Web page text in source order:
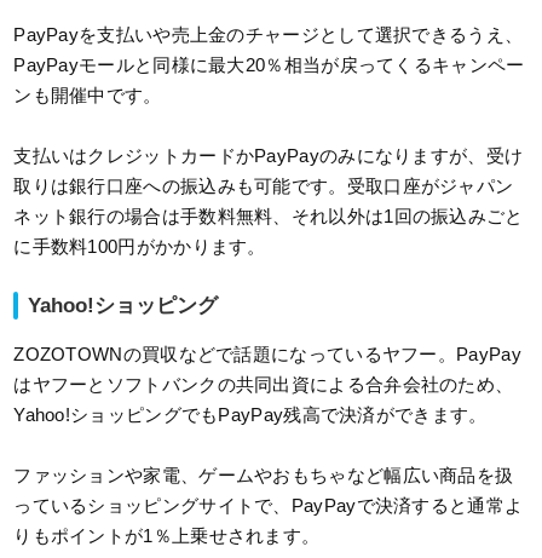
PayPayを支払いや売上金のチャージとして選択できるうえ、
PayPayモールと同様に最大20％相当が戻ってくるキャンペー
ンも開催中です。
支払いはクレジットカードかPayPayのみになりますが、受け
取りは銀行口座への振込みも可能です。受取口座がジャパン
ネット銀行の場合は手数料無料、それ以外は1回の振込みごと
に手数料100円がかかります。
Yahoo!ショッピング
ZOZOTOWNの買収などで話題になっているヤフー。PayPay
はヤフーとソフトバンクの共同出資による合弁会社のため、
Yahoo!ショッピングでもPayPay残高で決済ができます。
ファッションや家電、ゲームやおもちゃなど幅広い商品を扱
っているショッピングサイトで、PayPayで決済すると通常よ
りもポイントが1％上乗せされます。